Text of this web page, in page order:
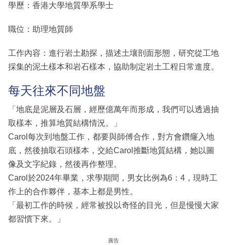
學歷：香港大學地質學系學士
職位：助理地質師
工作內容：進行岩土勘探，描述土壤剖面形態，研究從工地
採集的泥土樣本和岩石樣本，協助制定岩土工程日常進度。
每天往來不同地盤
「地底是泥層及石層，經歷億萬年而形成，我們可以透過抽
取樣本，推算地質結構情況。」
Carol每次到地盤工作，都要與師傅合作，對方會鑽窿入地
底，然後抽取石頭樣本，交給Carol推斷地質結構，她以圖
像及文字紀錄，然後再作整理。
Carol於2024年畢業，求學期間，男女比例為6：4，現時工
作上的合作夥伴，基本上都是男性。
「最初工作的時候，經常被投以奇怪的目光，但是慢慢大家
都習慣下來。」
廣告